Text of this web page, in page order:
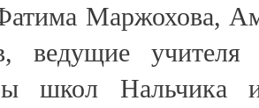
Маржохова,
ведущие учителя
школ Нальчика